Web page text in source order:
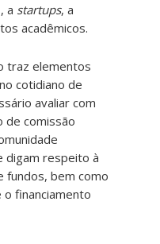
a startups, a
acadêmicos.
traz elementos
cotidiano de
avaliar com
de comissão
digam respeito à
fundos, bem como
financiamento